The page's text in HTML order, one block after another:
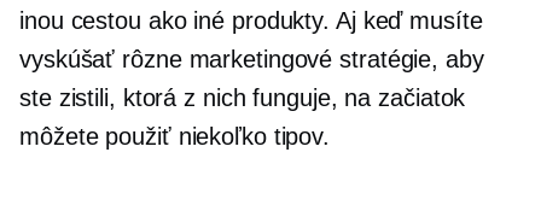
inou cestou ako iné produkty. Aj keď musíte
vyskúšať rôzne marketingové stratégie, aby
ste zistili, ktorá z nich funguje, na začiatok
môžete použiť niekoľko tipov.